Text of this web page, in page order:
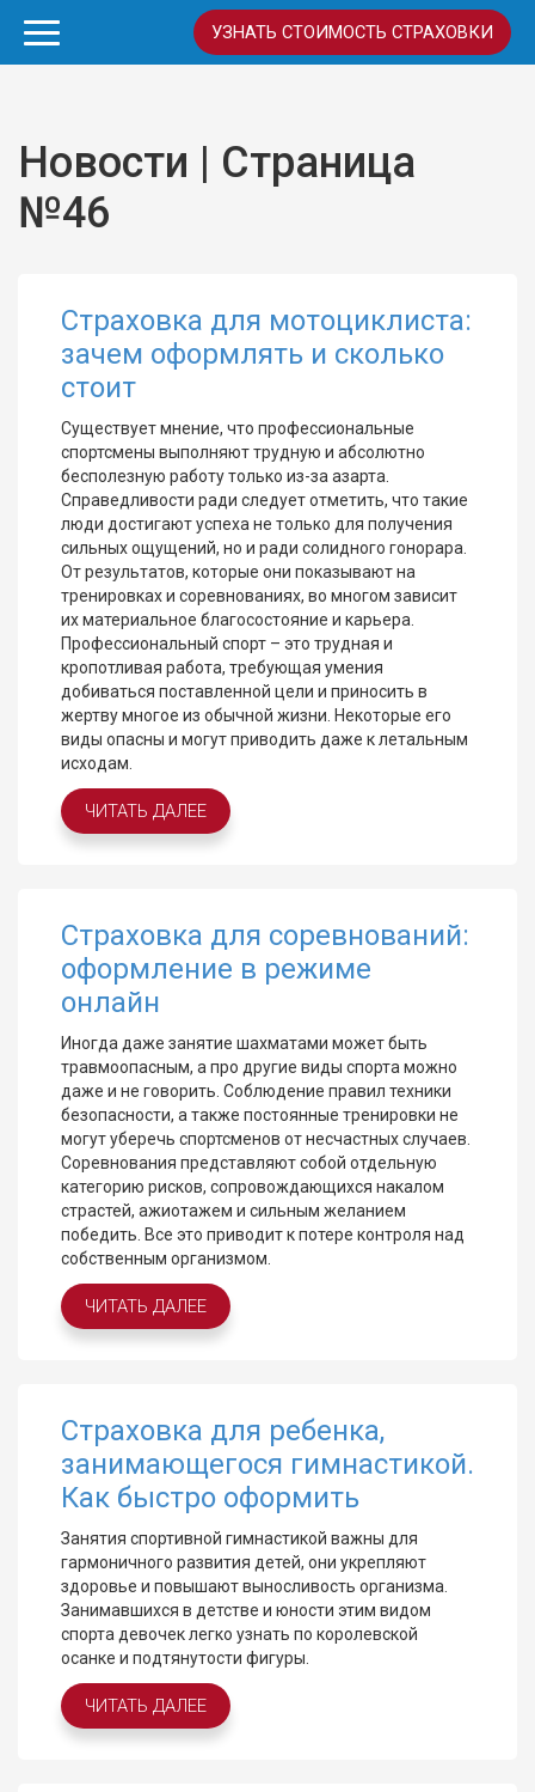
УЗНАТЬ СТОИМОСТЬ СТРАХОВКИ
Новости | Страница
№46
Страховка для мотоциклиста:
зачем оформлять и сколько
стоит
Существует мнение, что профессиональные
спортсмены выполняют трудную и абсолютно
бесполезную работу только из-за азарта.
Справедливости ради следует отметить, что такие
люди достигают успеха не только для получения
сильных ощущений, но и ради солидного гонорара.
От результатов, которые они показывают на
тренировках и соревнованиях, во многом зависит
их материальное благосостояние и карьера.
Профессиональный спорт – это трудная и
кропотливая работа, требующая умения
добиваться поставленной цели и приносить в
жертву многое из обычной жизни. Некоторые его
виды опасны и могут приводить даже к летальным
исходам.
ЧИТАТЬ ДАЛЕЕ
Страховка для соревнований:
оформление в режиме
онлайн
Иногда даже занятие шахматами может быть
травмоопасным, а про другие виды спорта можно
даже и не говорить. Соблюдение правил техники
безопасности, а также постоянные тренировки не
могут уберечь спортсменов от несчастных случаев.
Соревнования представляют собой отдельную
категорию рисков, сопровождающихся накалом
страстей, ажиотажем и сильным желанием
победить. Все это приводит к потере контроля над
собственным организмом.
ЧИТАТЬ ДАЛЕЕ
Страховка для ребенка,
занимающегося гимнастикой.
Как быстро оформить
Занятия спортивной гимнастикой важны для
гармоничного развития детей, они укрепляют
здоровье и повышают выносливость организма.
Занимавшихся в детстве и юности этим видом
спорта девочек легко узнать по королевской
осанке и подтянутости фигуры.
ЧИТАТЬ ДАЛЕЕ